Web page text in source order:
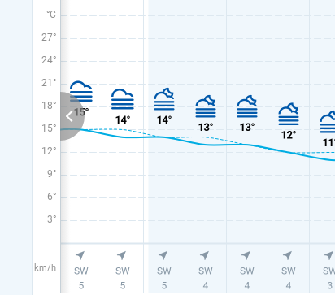
°C
27°
24°
21°
18°
15°
12°
9°
6°
3°
km/h